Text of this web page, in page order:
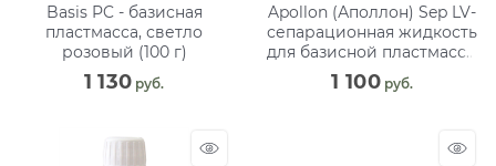
Basis PC - базисная
пластмасса, светло
розовый (100 г)
1 130 руб.
Apollon (Аполлон) Sep LV-
сепарационная жидкость
для базисной пластмассы
(500 мл)
1 100 руб.